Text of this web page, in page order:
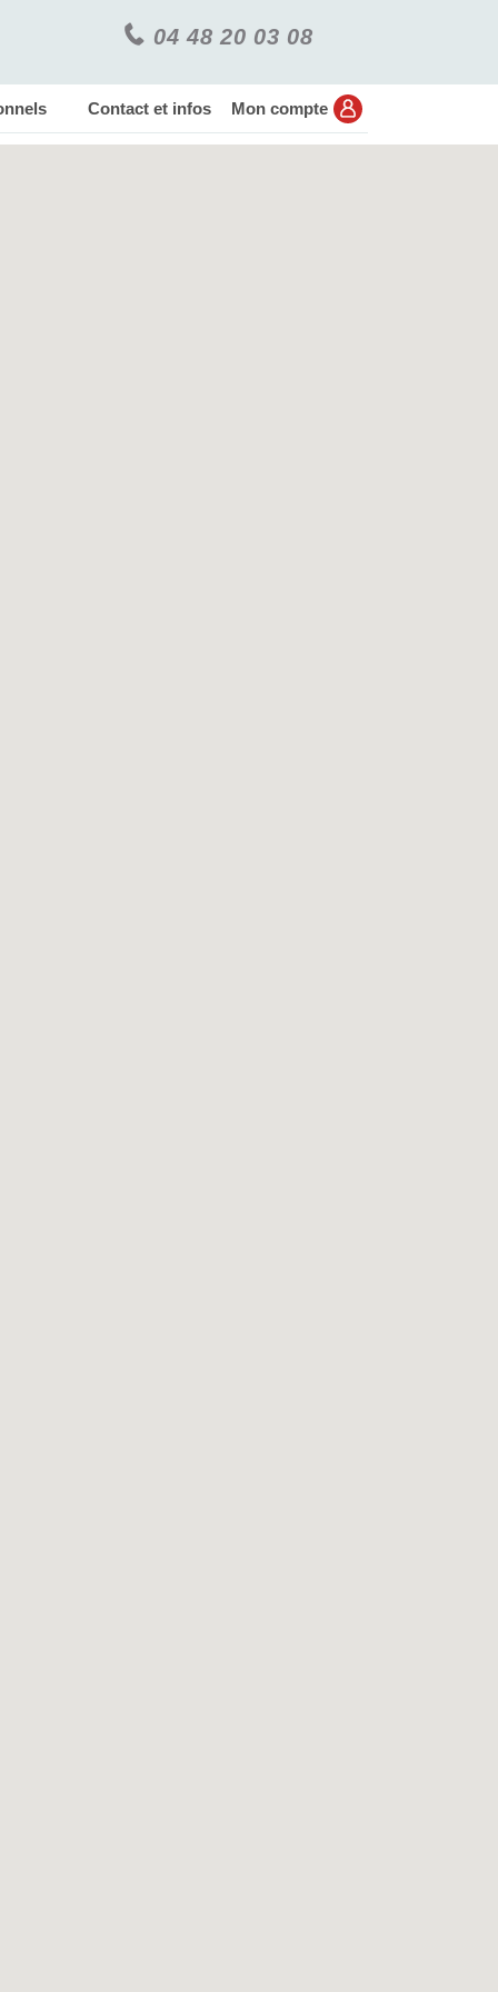
04 48 20 03 08
Contact et infos Mon compte
STOCKER DANS LE 91
à travers un service de qualité :
les multiples dispositifs de sécurité et
vous proposer des offres et promotions
ne paierez que pour les jours où vous avez
à Paris vous proposent un accès libre et